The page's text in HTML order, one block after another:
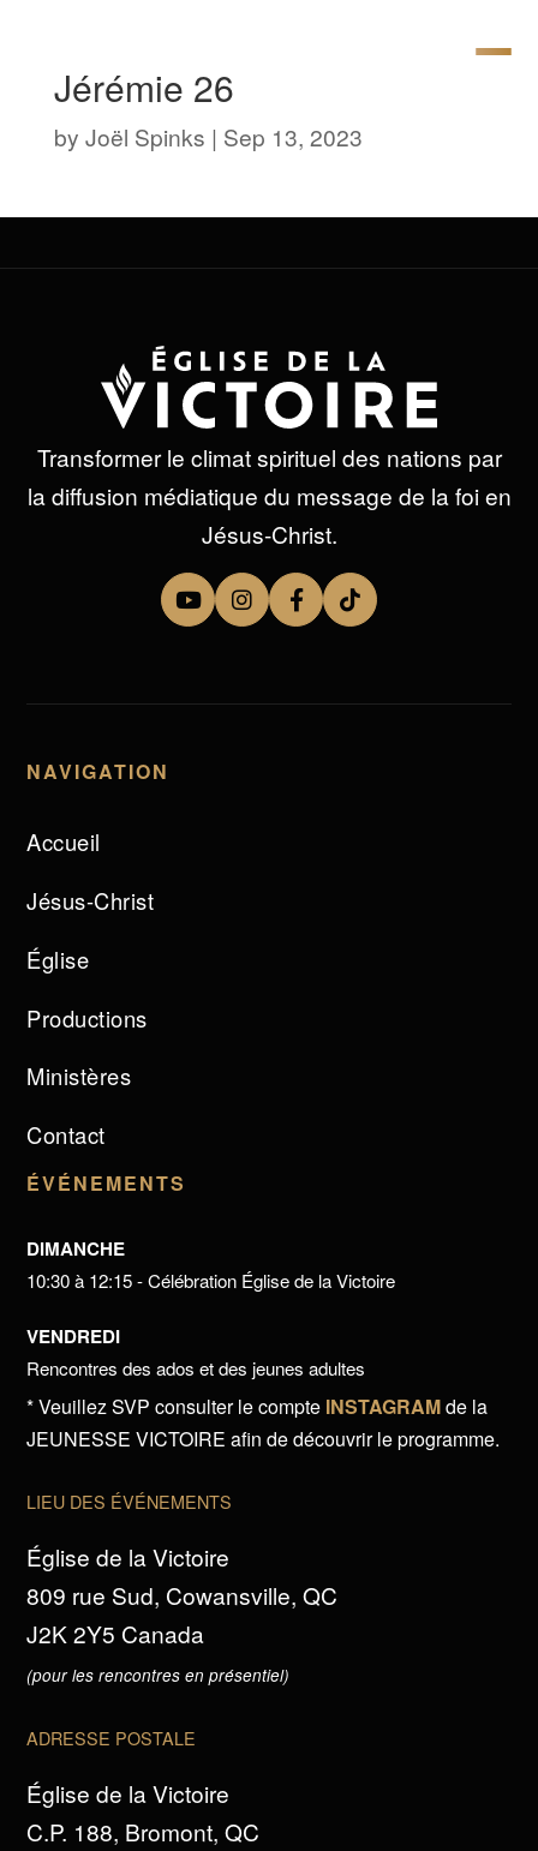
Jérémie 26
by Joël Spinks | Sep 13, 2023
Transformer le climat spirituel des nations par
la diffusion médiatique du message de la foi en
Jésus-Christ.
NAVIGATION
Accueil
Jésus-Christ
Église
Productions
Ministères
Contact
ÉVÉNEMENTS
DIMANCHE
10:30 à 12:15 - Célébration Église de la Victoire
VENDREDI
Rencontres des ados et des jeunes adultes
* Veuillez SVP consulter le compte INSTAGRAMde la
JEUNESSE VICTOIRE afin de découvrir le programme.
LIEU DES ÉVÉNEMENTS
Église de la Victoire
809 rue Sud, Cowansville, QC
J2K 2Y5 Canada
(pour les rencontres en présentiel)
ADRESSE POSTALE
Église de la Victoire
C.P. 188, Bromont, QC